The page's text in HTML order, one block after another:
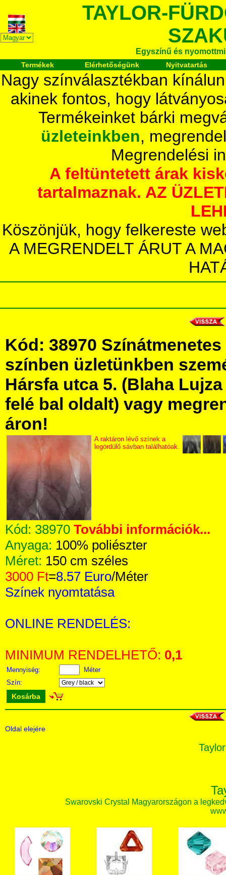
TAYLOR-
Egyszínű és
Termékek Elérhetőségünk Nyitvatartás
Nagy színválasztékban
akinek fontos, hogy
Termékeinket bárki
üzleteinkben,
Megrendelési
A feltüntetett árak
tartalmaznak. AZ
Köszönjük, hogy felkereste
A MEGRENDELT ÁRUT A
Kód: 38970
színben üzletünkben
Hársfa utca 5. (Blaha
felé bal oldalt) vagy
áron!
A raktáron lévő színek a
legördülő sávban találhatóak.
Kód: 38970 További információk...
Anyaga: 100% poliészter
Méret: 150 cm széles
3000 Ft=8.57 Euro/Méter
Színek nyomtatása
ONLINE RENDELÉS:
MINIMUM RENDELHETŐ: 0,1
Mennyiség:
Méter
Szín:
Kosárba
Oldal elejére
Swarovski Crystal Magyarországon a